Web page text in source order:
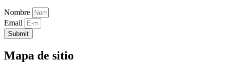
Nombre
Email
Submit
Mapa de sitio